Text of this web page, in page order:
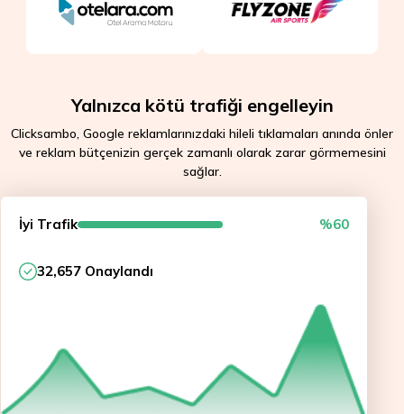
Yalnızca kötü trafiği engelleyin
Clicksambo, Google reklamlarınızdaki hileli tıklamaları anında önler
ve reklam bütçenizin gerçek zamanlı olarak zarar görmemesini
sağlar.
API approved
İyi Trafik %60
32,657 Onaylandı